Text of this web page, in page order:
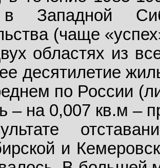
в Западной
(чаще
областях из
десятилетие
по России
– на 0,007 кв.м –
и